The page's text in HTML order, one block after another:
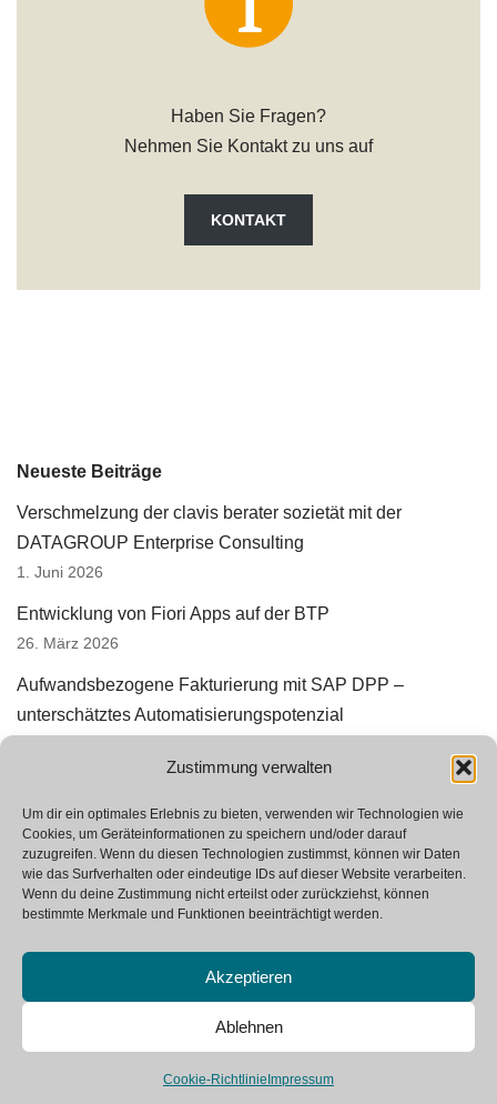
Zustimmung verwalten
Um dir ein optimales Erlebnis zu bieten, verwenden wir Technologien wie
Cookies, um Geräteinformationen zu speichern und/oder darauf
zuzugreifen. Wenn du diesen Technologien zustimmst, können wir Daten
wie das Surfverhalten oder eindeutige IDs auf dieser Website verarbeiten.
Wenn du deine Zustimmung nicht erteilst oder zurückziehst, können
bestimmte Merkmale und Funktionen beeinträchtigt werden.
Akzeptieren
Ablehnen
Cookie-Richtlinie Impressum
Haben Sie Fragen?
Nehmen Sie Kontakt zu uns auf
KONTAKT
Neueste Beiträge
Verschmelzung der clavis berater sozietät mit der
DATAGROUP Enterprise Consulting
1. Juni 2026
Entwicklung von Fiori Apps auf der BTP
26. März 2026
Aufwandsbezogene Fakturierung mit SAP DPP –
unterschätztes Automatisierungspotenzial
12. Januar 2026
Wir suchen Verstärkung
23. Oktober 2025
Datenschutzerklärung